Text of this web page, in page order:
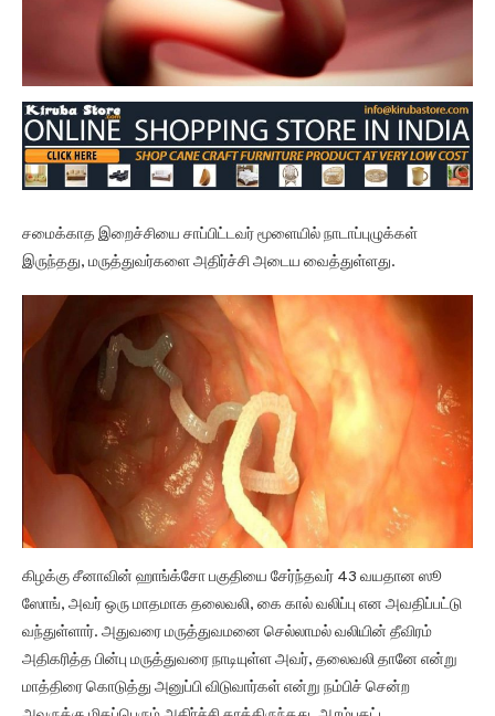
சமைக்காத இறைச்சியை சாப்பிட்டவர் மூளையில் நாடாப்புழுக்கள்
இருந்தது, மருத்துவர்களை அதிர்ச்சி அடைய வைத்துள்ளது.
கிழக்கு சீனாவின் ஹாங்க்சோ பகுதியை சேர்ந்தவர் 43 வயதான ஸூ
ஸோங், அவர் ஒரு மாதமாக தலைவலி, கை கால் வலிப்பு என அவதிப்பட்டு
வந்துள்ளார். அதுவரை மருத்துவமனை செல்லாமல் வலியின் தீவிரம்
அதிகரித்த பின்பு மருத்துவரை நாடியுள்ள அவர், தலைவலி தானே என்று
மாத்திரை கொடுத்து அனுப்பி விடுவார்கள் என்று நம்பிச் சென்ற